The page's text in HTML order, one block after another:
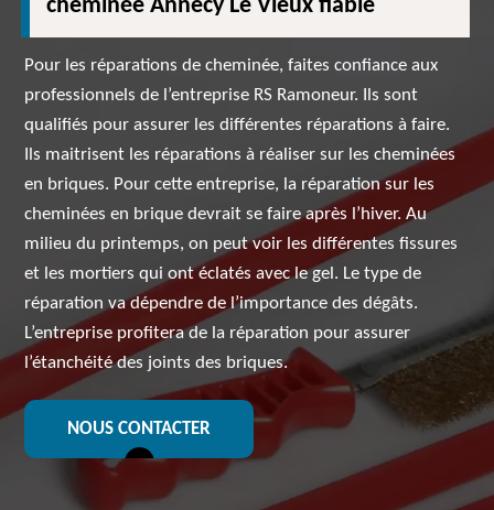
cheminée Annecy Le Vieux fiable
Pour les réparations de cheminée, faites confiance aux
professionnels de l’entreprise RS Ramoneur. Ils sont
qualifiés pour assurer les différentes réparations à faire.
Ils maitrisent les réparations à réaliser sur les cheminées
en briques. Pour cette entreprise, la réparation sur les
cheminées en brique devrait se faire après l’hiver. Au
milieu du printemps, on peut voir les différentes fissures
et les mortiers qui ont éclatés avec le gel. Le type de
réparation va dépendre de l’importance des dégâts.
L’entreprise profitera de la réparation pour assurer
l’étanchéité des joints des briques.
NOUS CONTACTER